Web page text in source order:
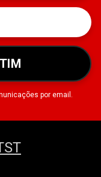
por email.